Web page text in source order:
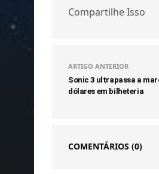
Compartilhe Isso
ARTIGO ANTERIOR
Sonic 3 ultrapassa a
dólares em bilheteria
COMENTÁRIOS (0)